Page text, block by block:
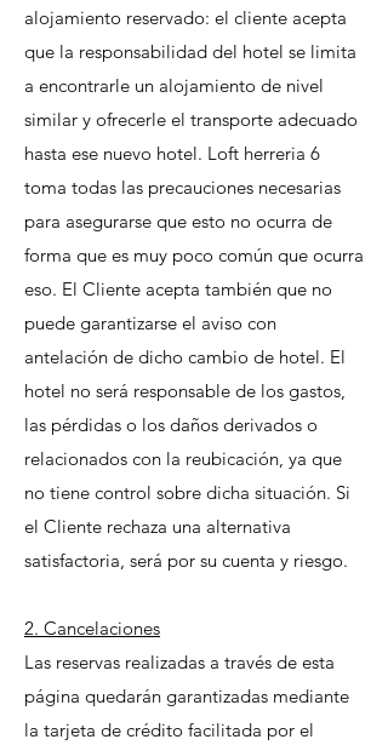
alojamiento reservado: el cliente acepta
que la responsabilidad del hotel se limita
a encontrarle un alojamiento de nivel
similar y ofrecerle el transporte adecuado
hasta ese nuevo hotel. Loft herreria 6
toma todas las precauciones necesarias
para asegurarse que esto no ocurra de
forma que es muy poco común que ocurra
eso. El Cliente acepta también que no
puede garantizarse el aviso con
antelación de dicho cambio de hotel. El
hotel no será responsable de los gastos,
las pérdidas o los daños derivados o
relacionados con la reubicación, ya que
no tiene control sobre dicha situación. Si
el Cliente rechaza una alternativa
satisfactoria, será por su cuenta y riesgo.
2. Cancelaciones
Las reservas realizadas a través de esta
página quedarán garantizadas mediante
la tarjeta de crédito facilitada por el